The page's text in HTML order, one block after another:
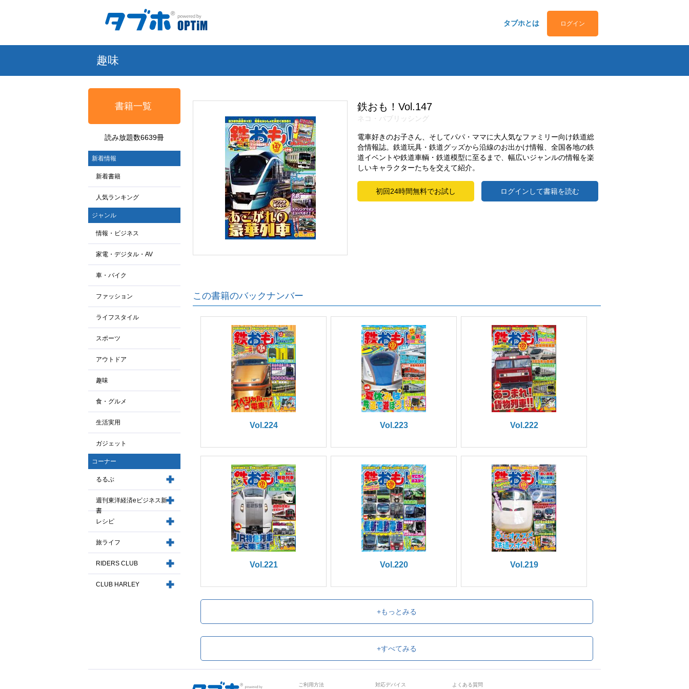
タブホとは ログイン
趣味
書籍一覧
読み放題数6639冊
新着情報
新着書籍
人気ランキング
ジャンル
情報・ビジネス
家電・デジタル・AV
車・バイク
ファッション
ライフスタイル
スポーツ
アウトドア
趣味
食・グルメ
生活実用
ガジェット
コーナー
るるぶ
週刊東洋経済eビジネス新
書
レシピ
旅ライフ
RIDERS CLUB
CLUB HARLEY
鉄おも！Vol.147
ネコ・パブリッシング
電車好きのお子さん、そしてパパ・ママに大人気なファミリー向け鉄道総
合情報誌。鉄道玩具・鉄道グッズから沿線のお出かけ情報、全国各地の鉄
道イベントや鉄道車輌・鉄道模型に至るまで、幅広いジャンルの情報を楽
しいキャラクターたちを交えて紹介。
初回24時間無料でお試し ログインして書籍を読む
この書籍のバックナンバー
Vol.224 Vol.223 Vol.222
Vol.221 Vol.220 Vol.219
+もっとみる
+すべてみる
ご利用方法 対応デバイス よくある質問